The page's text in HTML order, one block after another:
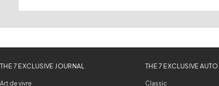
THE 7 EXCLUSIVE JOURNAL
Art de vivre
THE 7 EXCLUSIVE AUTO
Classic